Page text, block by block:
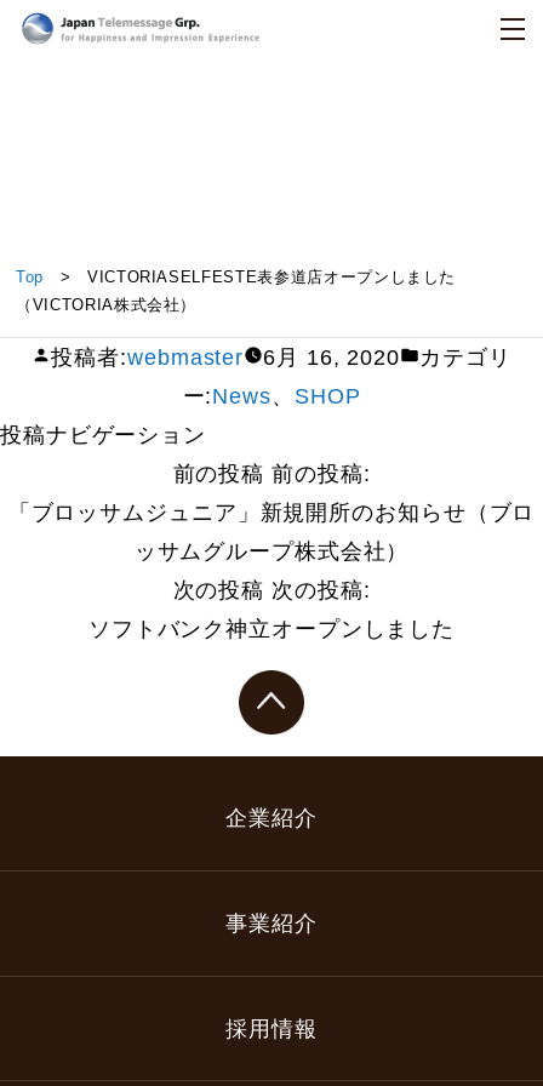
VICTORIASELFESTE表参道店オープンしました
（VICTORIA株式会社）
Top > VICTORIASELFESTE表参道店オープンしました
（VICTORIA株式会社）
投稿者:webmaster 6月 16, 2020
カテゴリ
ー:News、 SHOP
投稿ナビゲーション
前の投稿 前の投稿:
「ブロッサムジュニア」新規開所のお知らせ（ブロ
ッサムグループ株式会社）
次の投稿 次の投稿:
ソフトバンク神立オープンしました
企業紹介
事業紹介
採用情報